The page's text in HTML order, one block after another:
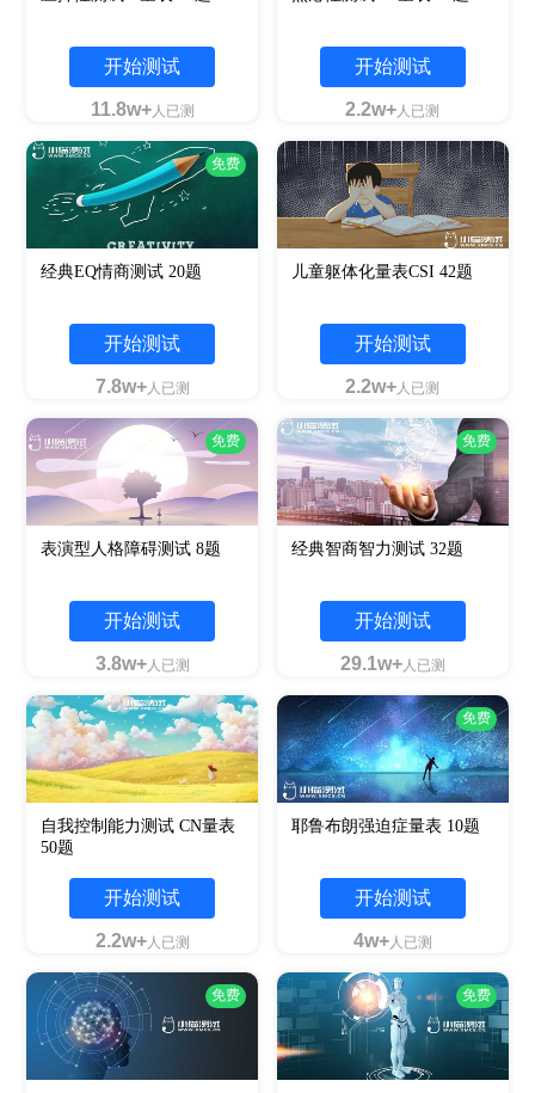
开始测试
11.8w+人已测
开始测试
2.2w+人已测
免费
经典EQ情商测试 20题
开始测试
7.8w+人已测
儿童躯体化量表CSI 42题
开始测试
2.2w+人已测
免费
表演型人格障碍测试 8题
开始测试
3.8w+人已测
免费
经典智商智力测试 32题
开始测试
29.1w+人已测
自我控制能力测试 CN量表
50题
开始测试
2.2w+人已测
免费
耶鲁布朗强迫症量表 10题
开始测试
4w+人已测
免费 免费